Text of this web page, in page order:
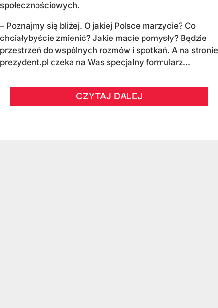
społecznościowych.
– Poznajmy się bliżej. O jakiej Polsce marzycie? Co
chciałybyście zmienić? Jakie macie pomysły? Będzie
przestrzeń do wspólnych rozmów i spotkań. A na stronie
prezydent.pl czeka na Was specjalny formularz...
CZYTAJ DALEJ